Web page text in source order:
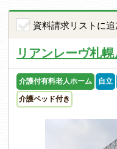
資料請求リストに追
リアンレーヴ札
介護付有料老人ホーム 自立
介護ベッド付き